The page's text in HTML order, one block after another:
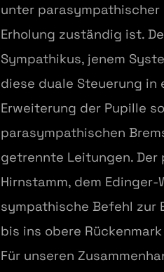
unter parasympathischer
Erholung zuständig ist.
Sympathikus, jenem
diese duale Steuerung
Erweiterung der Pupille
parasympathischen
getrennte Leitungen.
Hirnstamm, dem
sympathische Befehl zur
bis ins obere
Für unseren